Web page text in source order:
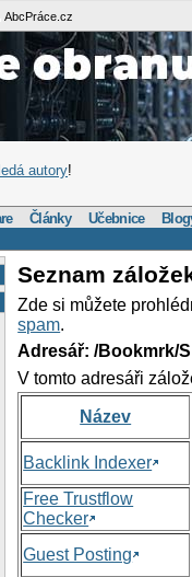
AbcPráce.cz
autory!
Články Učebnice
Seznam
Zde si můžete
spam.
Adresář: /Bookmrk/
V tomto adresáři
Název
Backlink Indexer
Free Trustflow
Checker
Guest Posting